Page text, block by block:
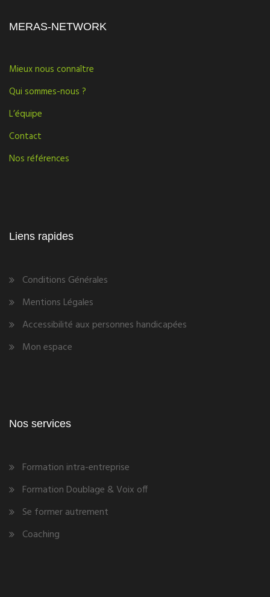
MERAS-NETWORK
Mieux nous connaître
Qui sommes-nous ?
L’équipe
Contact
Nos références
Liens rapides
Conditions Générales
Mentions Légales
Accessibilité aux personnes handicapées
Mon espace
Nos services
Formation intra-entreprise
Formation Doublage & Voix off
Se former autrement
Coaching